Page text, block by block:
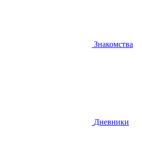
Знакомства
Дневники